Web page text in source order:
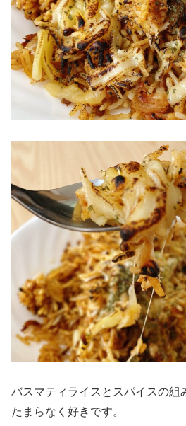
バスマティライスとスパイスの組
たまらなく好きです。